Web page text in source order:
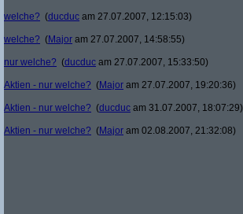
welche? (ducduc am 27.07.2007, 12:15:03)
welche? (Major am 27.07.2007, 14:58:55)
nur welche? (ducduc am 27.07.2007, 15:33:50)
Aktien - nur welche? (Major am 27.07.2007, 19:20:36)
Aktien - nur welche? (ducduc am 31.07.2007, 18:07:29)
Aktien - nur welche? (Major am 02.08.2007, 21:32:08)